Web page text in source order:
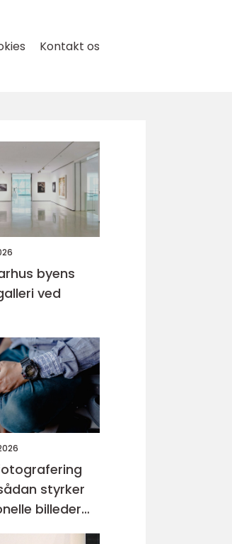
Kontakt os
byens
ved
billeder